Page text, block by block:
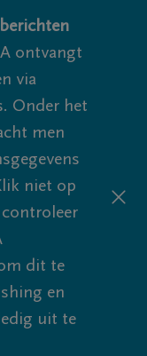
ontvangt
via
Onder het
men
niet op
dit te
en
uit te